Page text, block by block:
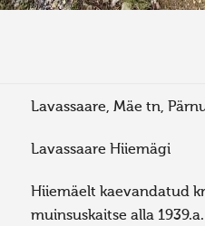
Lavassaare, Mäe tn,
Lavassaare Hiiemägi
Hiiemäelt kaevandatud
muinsuskaitse alla